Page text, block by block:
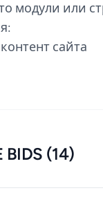
модули или
сайта
BIDS (14)